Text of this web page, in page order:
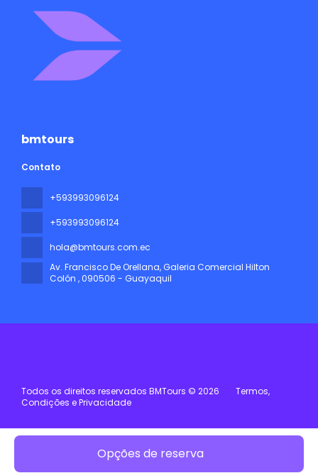
Opções de reserva
bmtours
Contato
+593993096124
+593993096124
hola@bmtours.com.ec
Av. Francisco De Orellana, Galeria Comercial Hilton
Colón , 090506 - Guayaquil
Todos os direitos reservados BMTours © 2026
Termos,
Condições e Privacidade